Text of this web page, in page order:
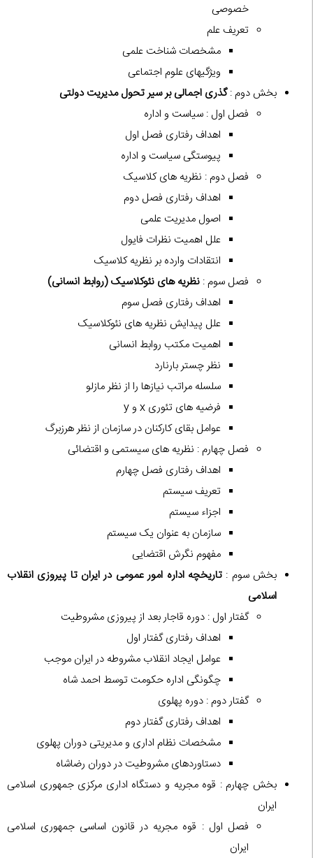
خصوصی
تعریف علم
مشخصات شناخت علمی
ویژگیهای علوم اجتماعی
بخش دوم :گذری اجمالی بر سیر تحول مدیریت دولتی
فصل اول : سیاست و اداره
اهداف رفتاری فصل اول
پیوستگی سیاست و اداره
فصل دوم : نظریه های کلاسیک
اهداف رفتاری فصل دوم
اصول مدیریت علمی
علل اهمیت نظرات فایول
انتقادات وارده بر نظریه کلاسیک
فصل سوم : نظریه های نئوکلاسیک (روابط انسانی)
اهداف رفتاری فصل سوم
علل پیدایش نظریه های نئوکلاسیک
اهمیت مکتب روابط انسانی
نظر چستر بارنارد
سلسله مراتب نیازها را از نظر مازلو
فرضیه های تئوری x و y
عوامل بقای کارکنان در سازمان از نظر هرزبرگ
فصل چهارم : نظریه های سیستمی و اقتضائی
اهداف رفتاری فصل چهارم
تعریف سیستم
اجزاء سیستم
سازمان به عنوان یک سیستم
مفهوم نگرش اقتضایی
بخش سوم : تاریخچه اداره امور عمومی در ایران تا پیروزی انقلاب
اسلامی
گفتار اول : دوره قاجار بعد از پیروزی مشروطیت
اهداف رفتاری گفتار اول
عوامل ایجاد انقلاب مشروطه در ایران موجب
چگونگی اداره حکومت توسط احمد شاه
گفتار دوم : دوره پهلوی
اهداف رفتاری گفتار دوم
مشخصات نظام اداری و مدیریتی دوران پهلوی
دستاوردهای مشروطیت در دوران رضاشاه
بخش چهارم : قوه مجریه و دستگاه اداری مرکزی جمهوری اسلامی
ایران
فصل اول : قوه مجریه در قانون اساسی جمهوری اسلامی
ایران